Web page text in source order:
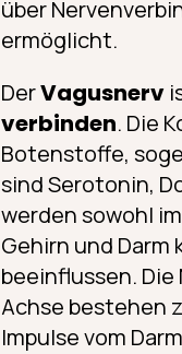
über
ermöglicht.
DerVagusnerv
verbinden. Die
Botenstoffe,
sind Serotonin,
werden sowohl
Gehirn und
beeinflussen. Die
Achse bestehen
Impulse vom